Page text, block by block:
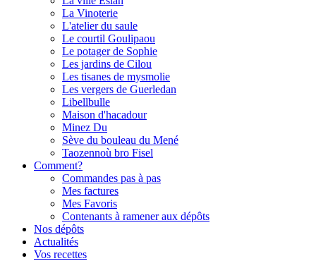
La Vinoterie
L'atelier du saule
Le courtil Goulipaou
Le potager de Sophie
Les jardins de Cilou
Les tisanes de mysmolie
Les vergers de Guerledan
Libellbulle
Maison d'hacadour
Minez Du
Sève du bouleau du Mené
Taozennoù bro Fisel
Comment?
Commandes pas à pas
Mes factures
Mes Favoris
Contenants à ramener aux dépôts
Nos dépôts
Actualités
Vos recettes